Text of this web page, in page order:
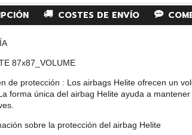
COSTES DE ENVÍO
87x87_VOLUME
de protección : Los airbags Helite ofrecen un
forma única del airbag Helite ayuda a
sobre la protección del airbag Helite